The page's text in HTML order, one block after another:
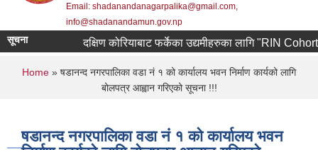
Email: shadanandanagarpalika@gmail.com,
info@shadanandamun.gov.np
सूचना दक्षिण कोरियाबाट फर्केका उद्यमीहरुका लागि "RIN Cohort
You are here
Home » षडानन्द नगरपालिका वडा नं १ को कार्यालय भवन निर्माण कार्यको लागि
बोलपत्र आह्वान गरिएको सूचना !!!
षडानन्द नगरपालिका वडा नं १ को कार्यालय भवन